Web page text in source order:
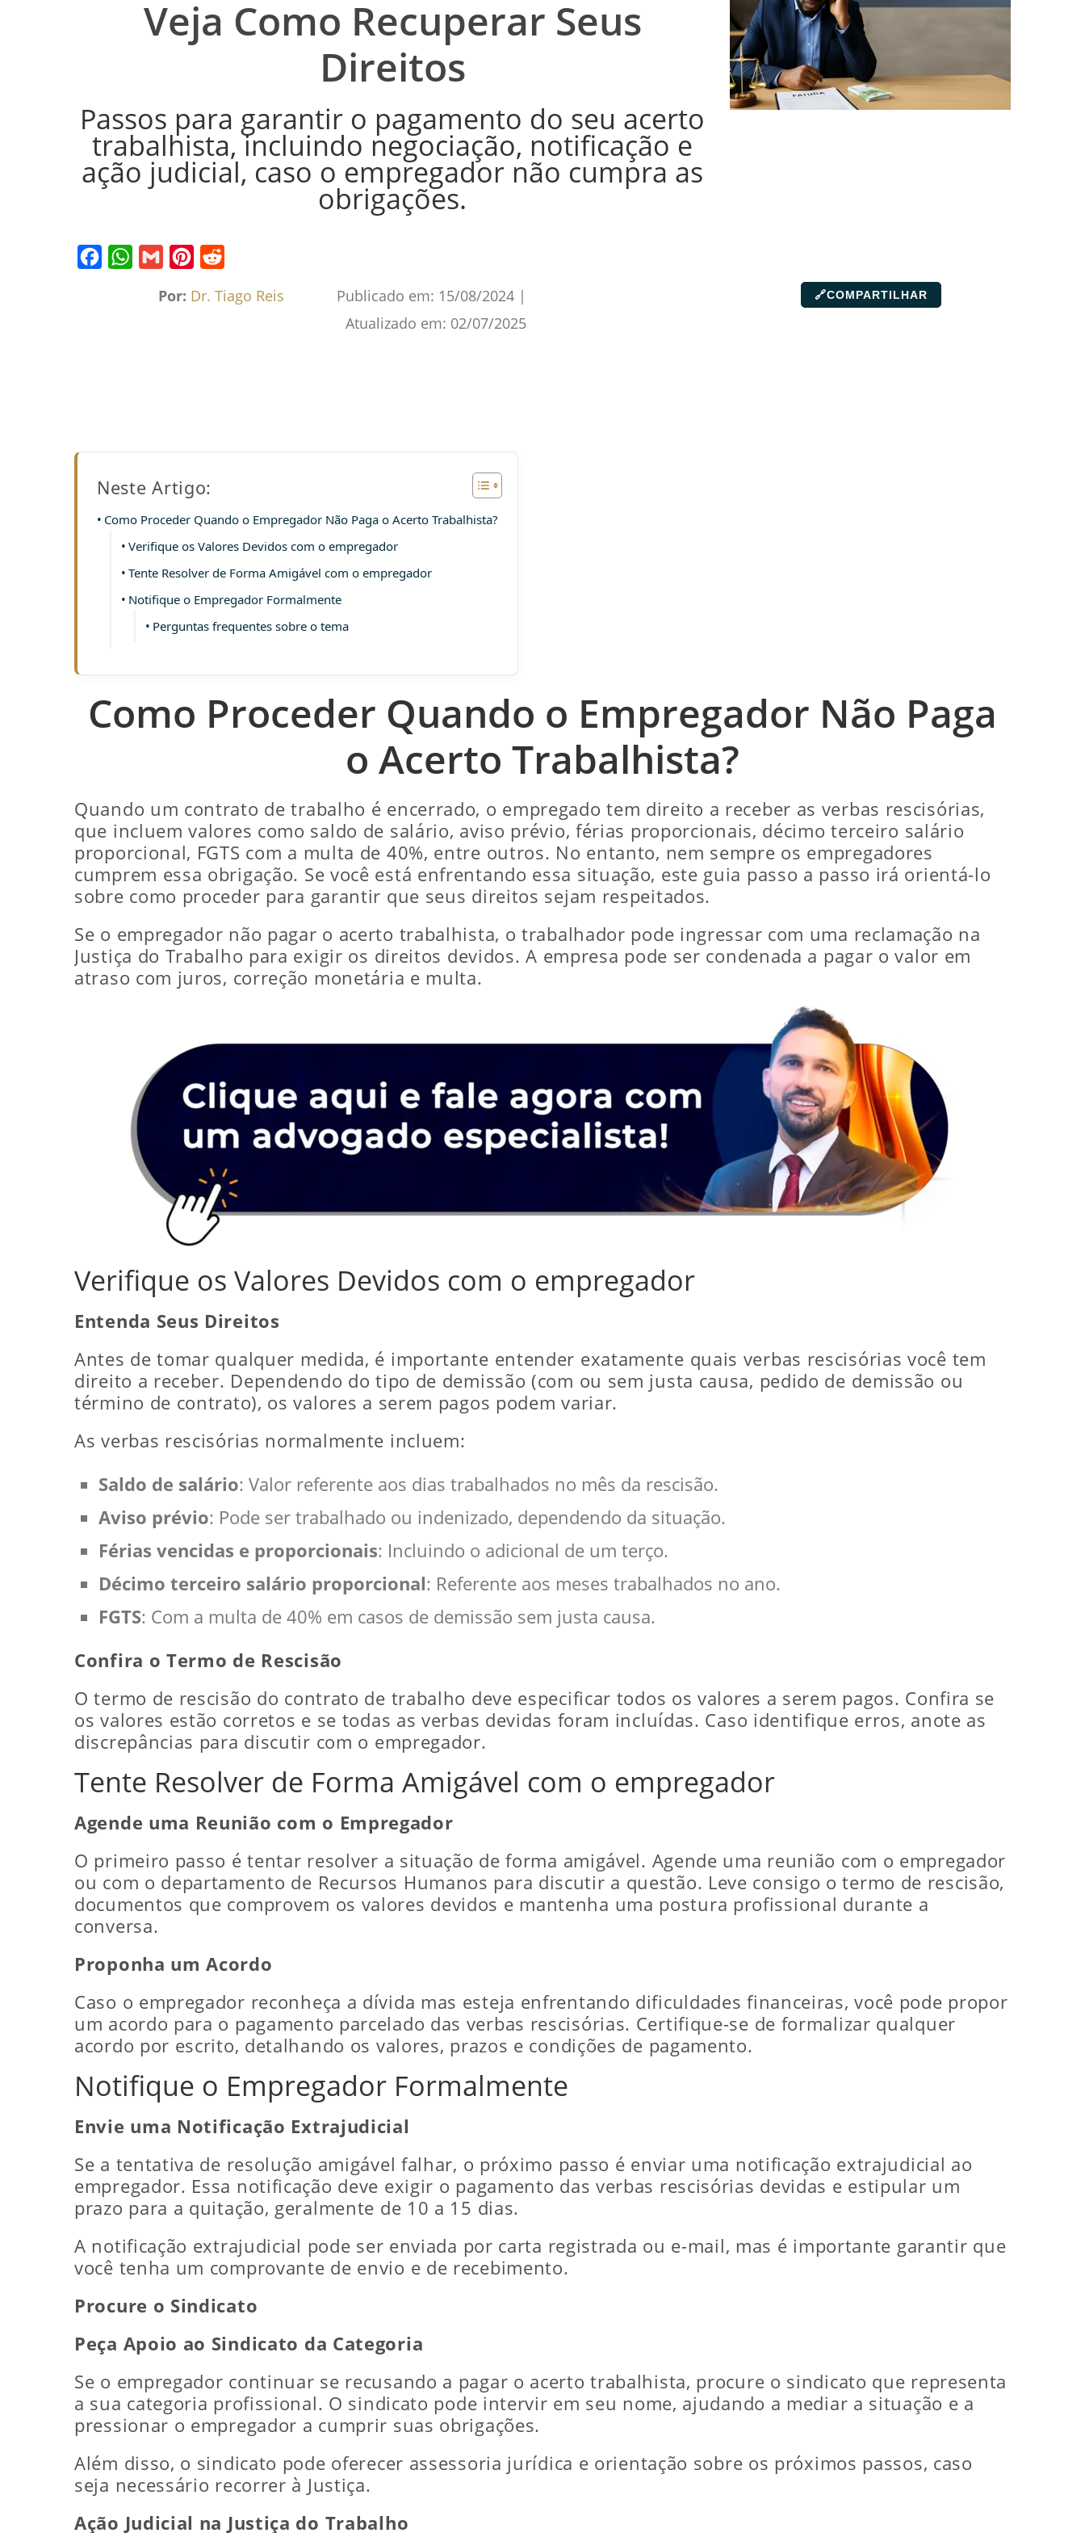
Veja Como Recuperar Seus
Direitos
Passos para garantir o pagamento do seu acerto
trabalhista, incluindo negociação, notificação e
ação judicial, caso o empregador não cumpra as
obrigações.
Por: Dr. Tiago Reis Publicado em: 15/08/2024 |
Atualizado em: 02/07/2025
🔗COMPARTILHAR
Neste Artigo:
Como Proceder Quando o Empregador Não Paga o Acerto Trabalhista?
Verifique os Valores Devidos com o empregador
Tente Resolver de Forma Amigável com o empregador
Notifique o Empregador Formalmente
Perguntas frequentes sobre o tema
Como Proceder Quando o Empregador Não Paga
o Acerto Trabalhista?
Quando um contrato de trabalho é encerrado, o empregado tem direito a receber as verbas rescisórias,
que incluem valores como saldo de salário, aviso prévio, férias proporcionais, décimo terceiro salário
proporcional, FGTS com a multa de 40%, entre outros. No entanto, nem sempre os empregadores
cumprem essa obrigação. Se você está enfrentando essa situação, este guia passo a passo irá orientá-lo
sobre como proceder para garantir que seus direitos sejam respeitados.
Se o empregador não pagar o acerto trabalhista, o trabalhador pode ingressar com uma reclamação na
Justiça do Trabalho para exigir os direitos devidos. A empresa pode ser condenada a pagar o valor em
atraso com juros, correção monetária e multa.
Verifique os Valores Devidos com o empregador
Entenda Seus Direitos
Antes de tomar qualquer medida, é importante entender exatamente quais verbas rescisórias você tem
direito a receber. Dependendo do tipo de demissão (com ou sem justa causa, pedido de demissão ou
término de contrato), os valores a serem pagos podem variar.
As verbas rescisórias normalmente incluem:
Saldo de salário: Valor referente aos dias trabalhados no mês da rescisão.
Aviso prévio: Pode ser trabalhado ou indenizado, dependendo da situação.
Férias vencidas e proporcionais: Incluindo o adicional de um terço.
Décimo terceiro salário proporcional: Referente aos meses trabalhados no ano.
FGTS: Com a multa de 40% em casos de demissão sem justa causa.
Confira o Termo de Rescisão
O termo de rescisão do contrato de trabalho deve especificar todos os valores a serem pagos. Confira se
os valores estão corretos e se todas as verbas devidas foram incluídas. Caso identifique erros, anote as
discrepâncias para discutir com o empregador.
Tente Resolver de Forma Amigável com o empregador
Agende uma Reunião com o Empregador
O primeiro passo é tentar resolver a situação de forma amigável. Agende uma reunião com o empregador
ou com o departamento de Recursos Humanos para discutir a questão. Leve consigo o termo de rescisão,
documentos que comprovem os valores devidos e mantenha uma postura profissional durante a
conversa.
Proponha um Acordo
Caso o empregador reconheça a dívida mas esteja enfrentando dificuldades financeiras, você pode propor
um acordo para o pagamento parcelado das verbas rescisórias. Certifique-se de formalizar qualquer
acordo por escrito, detalhando os valores, prazos e condições de pagamento.
Notifique o Empregador Formalmente
Envie uma Notificação Extrajudicial
Se a tentativa de resolução amigável falhar, o próximo passo é enviar uma notificação extrajudicial ao
empregador. Essa notificação deve exigir o pagamento das verbas rescisórias devidas e estipular um
prazo para a quitação, geralmente de 10 a 15 dias.
A notificação extrajudicial pode ser enviada por carta registrada ou e-mail, mas é importante garantir que
você tenha um comprovante de envio e de recebimento.
Procure o Sindicato
Peça Apoio ao Sindicato da Categoria
Se o empregador continuar se recusando a pagar o acerto trabalhista, procure o sindicato que representa
a sua categoria profissional. O sindicato pode intervir em seu nome, ajudando a mediar a situação e a
pressionar o empregador a cumprir suas obrigações.
Além disso, o sindicato pode oferecer assessoria jurídica e orientação sobre os próximos passos, caso
seja necessário recorrer à Justiça.
Ação Judicial na Justiça do Trabalho